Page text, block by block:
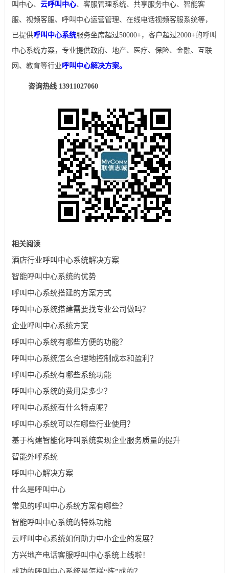
叫中心、 云呼叫中心、客服管理系统、共享服务中心、智能客
服、视频客服、呼叫中心运营管理、在线电话视频客服系统等，
已提供呼叫中心系统服务坐席超过50000+，客户超过2000+的呼叫
中心系统方案，专业提供政府、地产、医疗、保险、金融、互联
网、教育等行业呼叫中心解决方案。
咨询热线 13911027060
相关阅读
酒店行业呼叫中心系统解决方案
智能呼叫中心系统的优势
呼叫中心系统搭建的方案方式
呼叫中心系统搭建需要找专业公司做吗？
企业呼叫中心系统方案
呼叫中心系统有哪些方便的功能？
呼叫中心系统怎么合理地控制成本和盈利？
呼叫中心系统有哪些系统功能
呼叫中心系统的费用是多少？
呼叫中心系统有什么特点呢？
呼叫中心系统可以在哪些行业使用？
基于构建智能化呼叫系统实现企业服务质量的提升
智能外呼系统
呼叫中心解决方案
什么是呼叫中心
常见的呼叫中心系统方案有哪些？
智能呼叫中心系统的特殊功能
云呼叫中心系统如何助力中小企业的发展？
方兴地产电话客服呼叫中心系统上线啦！